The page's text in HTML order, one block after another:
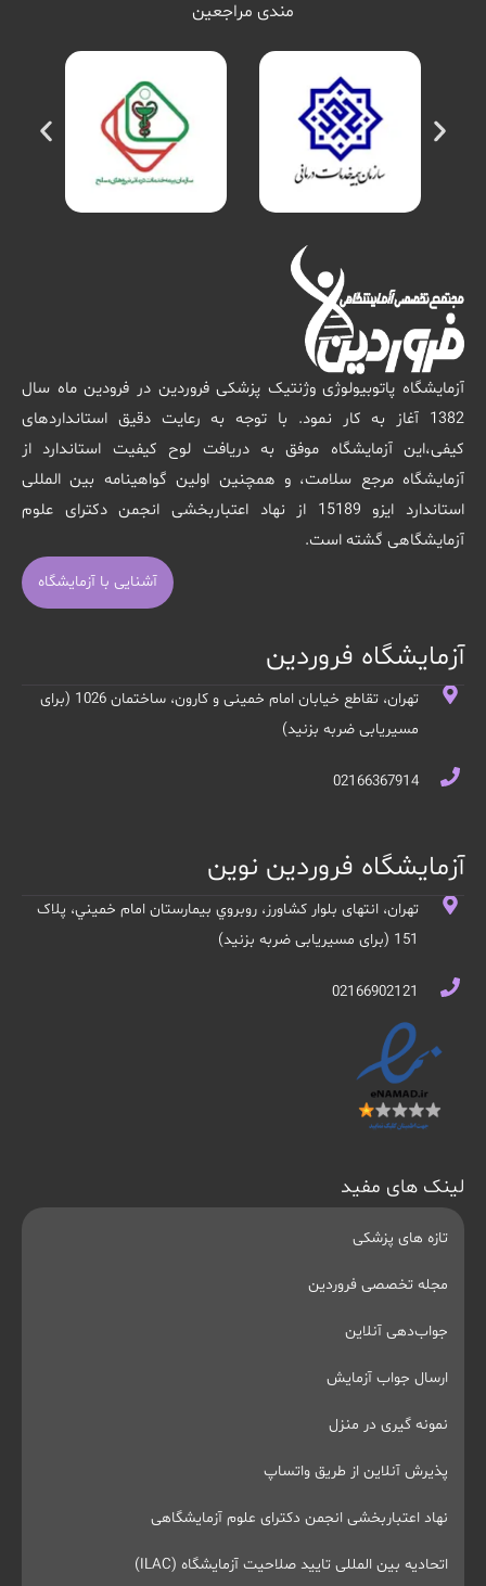
مندی مراجعین
آزمایشگاه پاتوبیولوژی وژنتیک پزشکی فروردین در فرودین ماه سال
1382 آغاز به کار نمود. با توجه به رعایت دقیق استانداردهای
کیفی،این آزمایشگاه موفق به دریافت لوح کیفیت استاندارد از
آزمایشگاه مرجع سلامت، و همچنین اولین گواهینامه بین المللی
استاندارد ایزو 15189 از نهاد اعتباربخشی انجمن دکترای علوم
آزمایشگاهی گشته است.
آشنایی با آزمایشگاه
آزمایشگاه فروردین
تهران، تقاطع خیابان امام خمینی و کارون، ساختمان 1026 (برای
مسیریابی ضربه بزنید)
02166367914
آزمایشگاه فروردین نوین
تهران، انتهای بلوار کشاورز، روبروي بيمارستان امام خميني، پلاک
151 (برای مسیریابی ضربه بزنید)
02166902121
لینک های مفید
تازه های پزشکی
مجله تخصصی فروردین
جواب‌دهی آنلاین
ارسال جواب آزمایش
نمونه گیری در منزل
پذیرش آنلاین از طریق واتساپ
نهاد اعتباربخشی انجمن دکترای علوم آزمایشگاهی
اتحادیه بین المللی تایید صلاحیت آزمایشگاه (ILAC)